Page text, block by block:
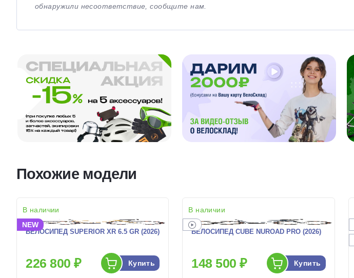
обнаружили несоответствие, сообщите нам.
Похожие модели
В наличии
NEW
ВЕЛОСИПЕД SUPERIOR XR 6.5 GR (2026)
226 800 ₽ Купить
В наличии
ВЕЛОСИПЕД CUBE NUROAD PRO (2026)
148 500 ₽ Купить